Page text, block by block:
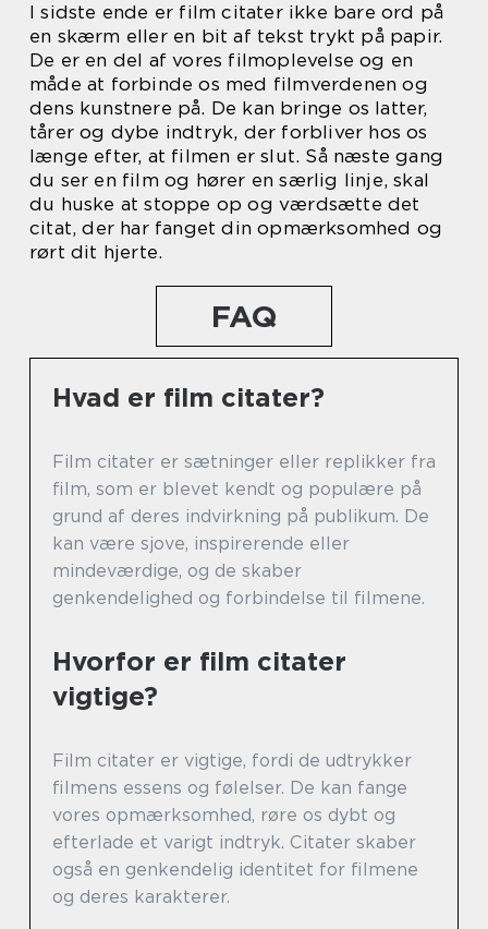
I sidste ende er film citater ikke bare ord på
en skærm eller en bit af tekst trykt på papir.
De er en del af vores filmoplevelse og en
måde at forbinde os med filmverdenen og
dens kunstnere på. De kan bringe os latter,
tårer og dybe indtryk, der forbliver hos os
længe efter, at filmen er slut. Så næste gang
du ser en film og hører en særlig linje, skal
du huske at stoppe op og værdsætte det
citat, der har fanget din opmærksomhed og
rørt dit hjerte.
FAQ
Hvad er film citater?
Film citater er sætninger eller replikker fra
film, som er blevet kendt og populære på
grund af deres indvirkning på publikum. De
kan være sjove, inspirerende eller
mindeværdige, og de skaber
genkendelighed og forbindelse til filmene.
Hvorfor er film citater
vigtige?
Film citater er vigtige, fordi de udtrykker
filmens essens og følelser. De kan fange
vores opmærksomhed, røre os dybt og
efterlade et varigt indtryk. Citater skaber
også en genkendelig identitet for filmene
og deres karakterer.